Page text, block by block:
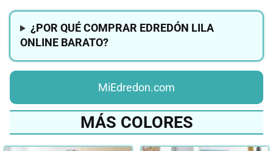
¿POR QUÉ COMPRAR EDREDÓN LILA
ONLINE BARATO?
MiEdredon.com
MÁS COLORES